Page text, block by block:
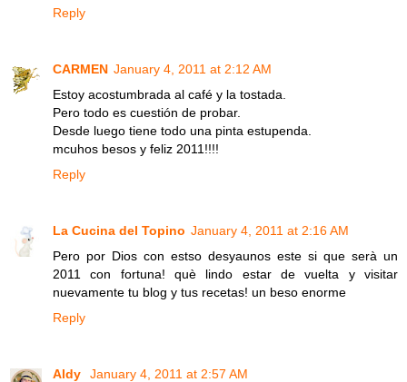
Reply
CARMEN January 4, 2011 at 2:12 AM
Estoy acostumbrada al café y la tostada.
Pero todo es cuestión de probar.
Desde luego tiene todo una pinta estupenda.
mcuhos besos y feliz 2011!!!!
Reply
La Cucina del Topino January 4, 2011 at 2:16 AM
Pero por Dios con estso desyaunos este si que serà un
2011 con fortuna! què lindo estar de vuelta y visitar
nuevamente tu blog y tus recetas! un beso enorme
Reply
Aldy January 4, 2011 at 2:57 AM